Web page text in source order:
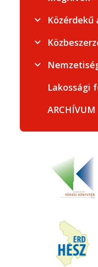
Közérdekű
Lakossági
ARCHÍVUM